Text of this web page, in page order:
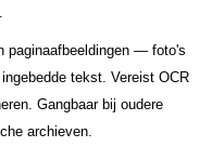
paginaafbeeldingen — foto's
tekst. Vereist OCR
Gangbaar bij oudere
archieven.